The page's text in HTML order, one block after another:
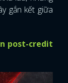
gắn kết giữa
post-credit